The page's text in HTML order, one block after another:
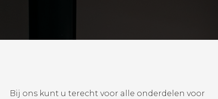
Bij ons kunt u terecht voor alle onderdelen voor